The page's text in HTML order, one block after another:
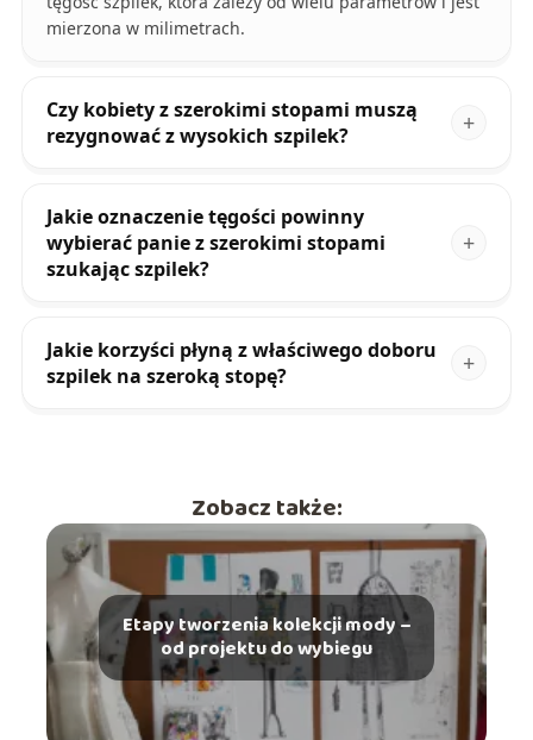
mierzona w milimetrach.
Czy kobiety z szerokimi stopami muszą
rezygnować z wysokich szpilek?
Jakie oznaczenie tęgości powinny
wybierać panie z szerokimi stopami
szukając szpilek?
Jakie korzyści płyną z właściwego doboru
szpilek na szeroką stopę?
Zobacz także:
Etapy tworzenia kolekcji mody –
od projektu do wybiegu